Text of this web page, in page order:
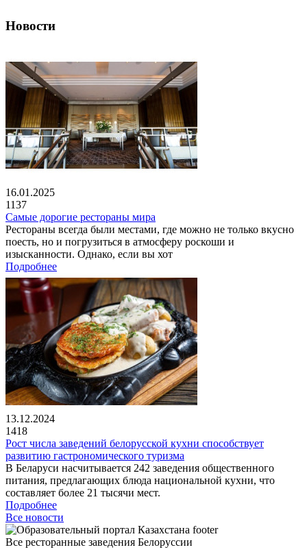
Новости
16.01.2025
1137
Самые дорогие рестораны мира
Рестораны всегда были местами, где можно не только вкусно
поесть, но и погрузиться в атмосферу роскоши и
изысканности. Однако, если вы хот
Подробнее
13.12.2024
1418
Рост числа заведений белорусской кухни способствует
развитию гастрономического туризма
В Беларуси насчитывается 242 заведения общественного
питания, предлагающих блюда национальной кухни, что
составляет более 21 тысячи мест.
Подробнее
Все новости
Все ресторанные заведения Белоруссии